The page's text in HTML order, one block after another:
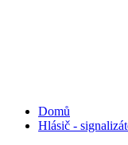
Domů
Hlásič -